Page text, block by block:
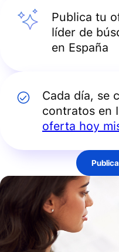
Publica tu
líder de
en España
Cada día, se
contratos en
oferta hoy